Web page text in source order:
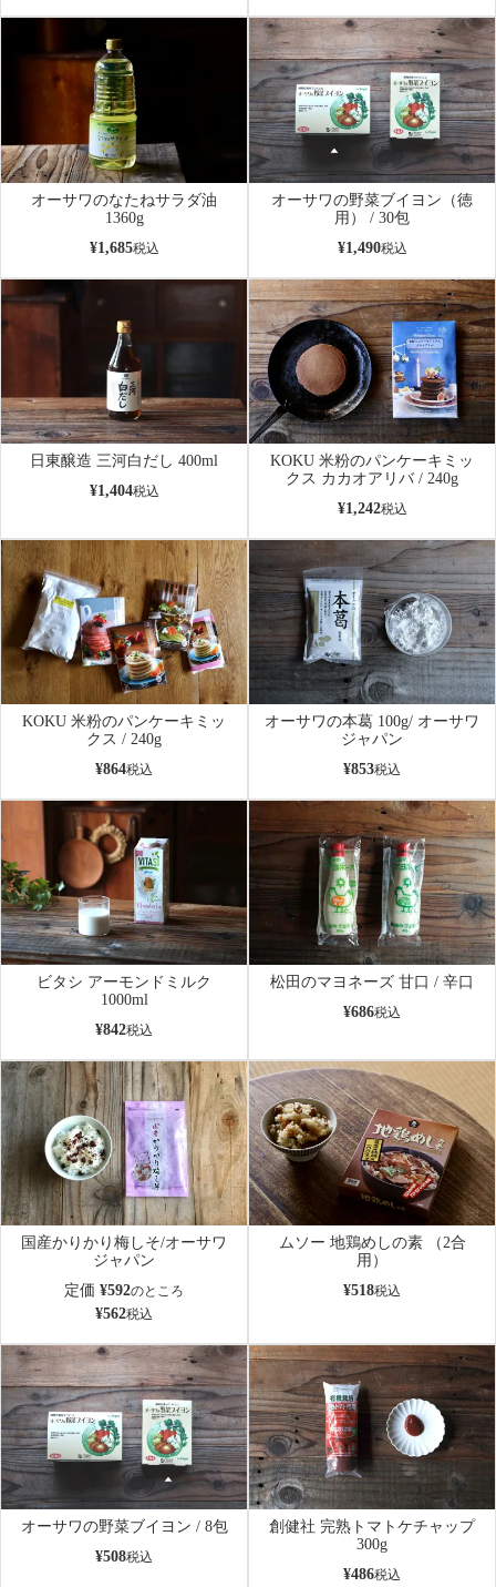
オーサワのなたねサラダ油
1360g
¥1,685税込
オーサワの野菜ブイヨン（徳
用） / 30包
¥1,490税込
日東醸造 三河白だし 400ml
¥1,404税込
KOKU 米粉のパンケーキミッ
クス カカオアリバ / 240g
¥1,242税込
KOKU 米粉のパンケーキミッ
クス / 240g
¥864税込
オーサワの本葛 100g/ オーサワ
ジャパン
¥853税込
ビタシ アーモンドミルク
1000ml
¥842税込
松田のマヨネーズ 甘口 / 辛口
¥686税込
国産かりかり梅しそ/オーサワ
ジャパン
定価 ¥592のところ
¥562税込
ムソー 地鶏めしの素 （2合
用）
¥518税込
オーサワの野菜ブイヨン / 8包
¥508税込
創健社 完熟トマトケチャップ
300g
¥486税込